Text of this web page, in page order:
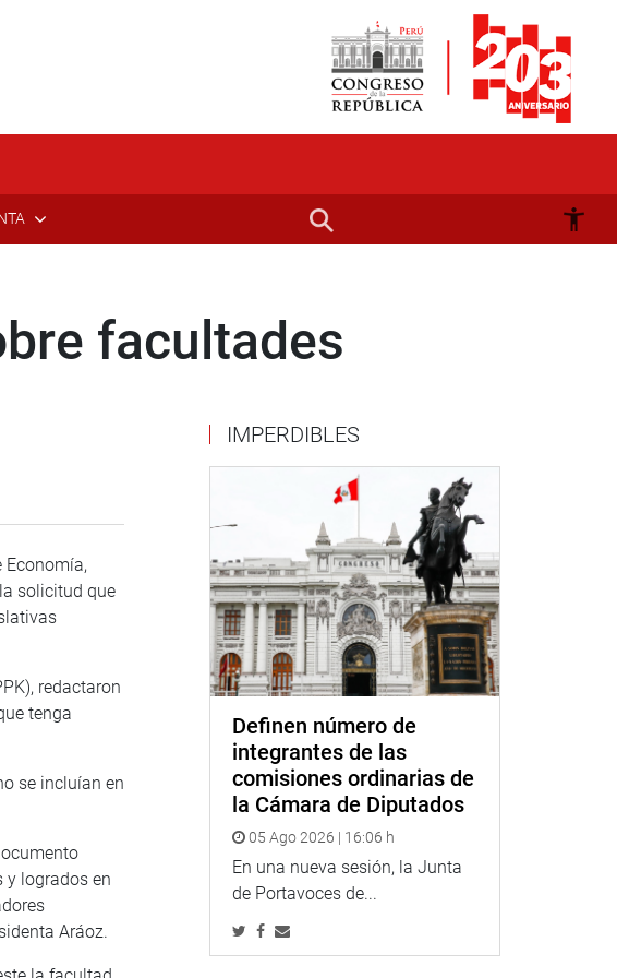
facultades
Economía,
solicitud que
redactaron
tenga
se incluían en
y logrados en
Aráoz.
IMPERDIBLES
Definen número de
integrantes de las
comisiones ordinarias de
la Cámara de Diputados
05 Ago 2026 | 16:06 h
En una nueva sesión, la Junta
de Portavoces de...